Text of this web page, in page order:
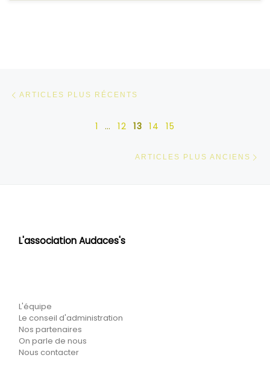
Navigation dans les articles
ARTICLES PLUS RÉCENTS
1 … 12 13 14 15
ARTICLES PLUS ANCIENS
L'association Audaces's
L'équipe
Le conseil d'administration
Nos partenaires
On parle de nous
Nous contacter